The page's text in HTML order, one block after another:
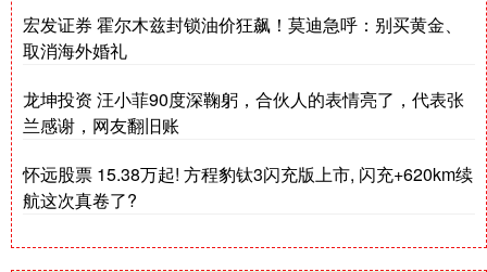
宏发证券 霍尔木兹封锁油价狂飙！莫迪急呼：别买黄金、
取消海外婚礼
龙坤投资 汪小菲90度深鞠躬，合伙人的表情亮了，代表张
兰感谢，网友翻旧账
怀远股票 15.38万起! 方程豹钛3闪充版上市, 闪充+620km续
航这次真卷了?